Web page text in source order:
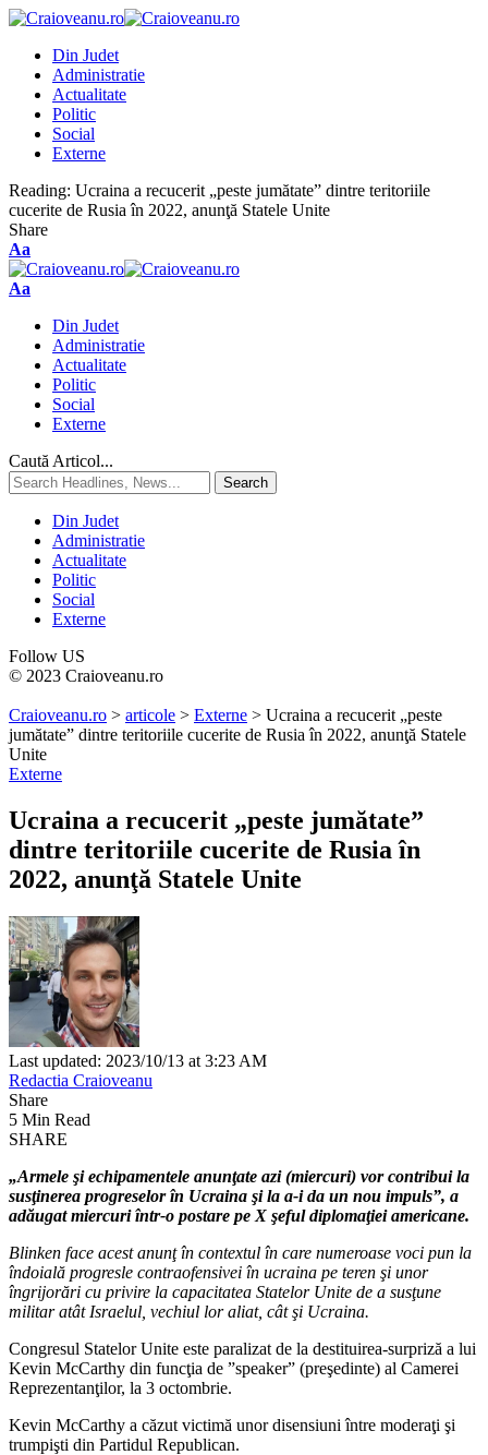
Din Judet
Administratie
Actualitate
Politic
Social
Externe
Reading: Ucraina a recucerit „peste jumătate” dintre teritoriile
cucerite de Rusia în 2022, anunţă Statele Unite
Share
Aa
Aa
Din Judet
Administratie
Actualitate
Politic
Social
Externe
Caută Articol...
Din Judet
Administratie
Actualitate
Politic
Social
Externe
Follow US
© 2023 Craioveanu.ro
Craioveanu.ro > articole > Externe > Ucraina a recucerit „peste
jumătate” dintre teritoriile cucerite de Rusia în 2022, anunţă Statele
Unite
Externe
Ucraina a recucerit „peste jumătate”
dintre teritoriile cucerite de Rusia în
2022, anunţă Statele Unite
Last updated: 2023/10/13 at 3:23 AM
Redactia Craioveanu
Share
5 Min Read
SHARE
„Armele şi echipamentele anunţate azi (miercuri) vor contribui la
susţinerea progreselor în Ucraina şi la a-i da un nou impuls”, a
adăugat miercuri într-o postare pe X şeful diplomaţiei americane.
Blinken face acest anunţ în contextul în care numeroase voci pun la
îndoială progresle contraofensivei în ucraina pe teren şi unor
îngrijorări cu privire la capacitatea Statelor Unite de a susţune
militar atât Israelul, vechiul lor aliat, cât şi Ucraina.
Congresul Statelor Unite este paralizat de la destituirea-surpriză a lui
Kevin McCarthy din funcţia de ”speaker” (preşedinte) al Camerei
Reprezentanţilor, la 3 octombrie.
Kevin McCarthy a căzut victimă unor disensiuni între moderaţi şi
trumpişti din Partidul Republican.